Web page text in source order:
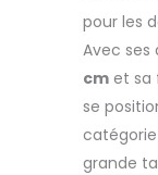
pour les
Avec ses
cm et sa
se
grande